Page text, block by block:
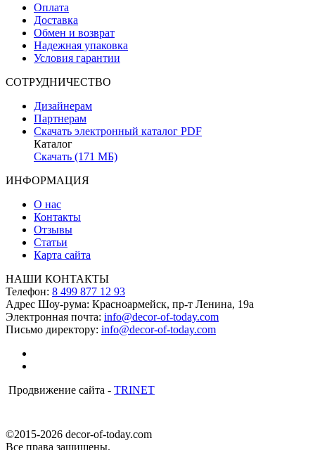
Оплата
Доставка
Обмен и возврат
Надежная упаковка
Условия гарантии
СОТРУДНИЧЕСТВО
Дизайнерам
Партнерам
Скачать электронный каталог PDF
Каталог
Скачать (171 МБ)
ИНФОРМАЦИЯ
О нас
Контакты
Отзывы
Статьи
Карта сайта
НАШИ КОНТАКТЫ
Телефон: 8 499 877 12 93
Адрес Шоу-рума: Красноармейск, пр-т Ленина, 19а
Электронная почта: info@decor-of-today.com
Письмо директору: info@decor-of-today.com
Продвижение сайта - TRINET
©2015-2026 decor-of-today.com
Все права защищены.